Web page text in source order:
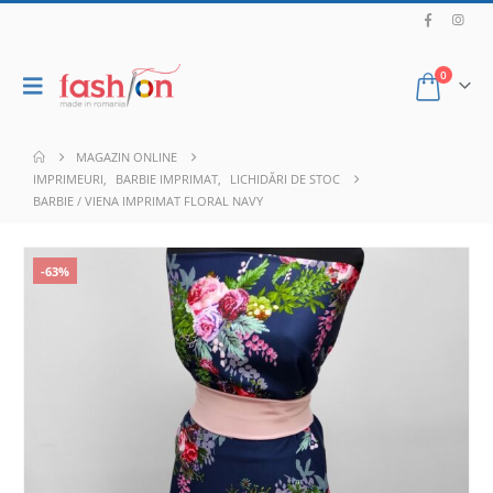
0
MAGAZIN ONLINE
IMPRIMEURI, BARBIE IMPRIMAT,
LICHIDĂRI DE STOC
BARBIE / VIENA IMPRIMAT FLORAL NAVY
-63%